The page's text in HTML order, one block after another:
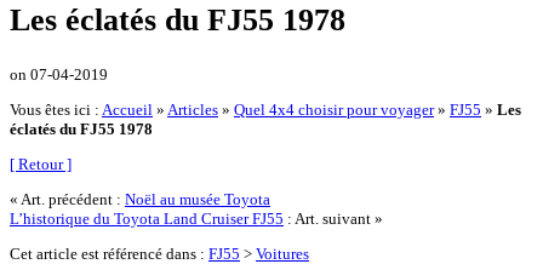
Les éclatés du FJ55 1978
on 07-04-2019
Vous êtes ici : Accueil » Articles » Quel 4x4 choisir pour voyager» FJ55 » Les
éclatés du FJ55 1978
[ Retour ]
« Art. précédent : Noël au musée Toyota
L’historique du Toyota Land Cruiser FJ55 : Art. suivant »
Cet article est référencé dans : FJ55 > Voitures